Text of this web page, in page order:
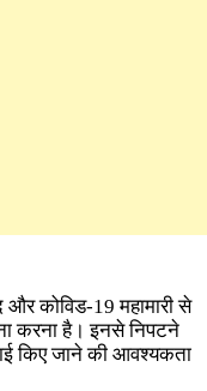
कोविड-19 महामारी से
करना है। इनसे निपटने
किए जाने की आवश्यकता